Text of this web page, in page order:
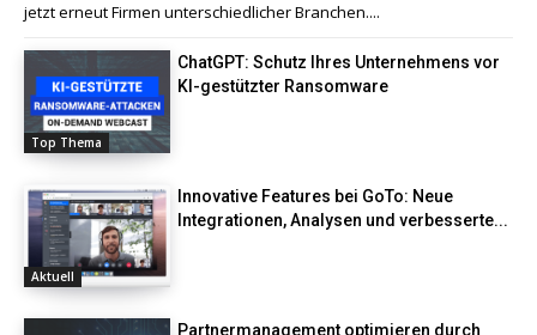
jetzt erneut Firmen unterschiedlicher Branchen....
Top Thema
ChatGPT: Schutz Ihres Unternehmens vor
KI-gestützter Ransomware
Aktuell
Innovative Features bei GoTo: Neue
Integrationen, Analysen und verbesserte...
Partnermanagement optimieren durch